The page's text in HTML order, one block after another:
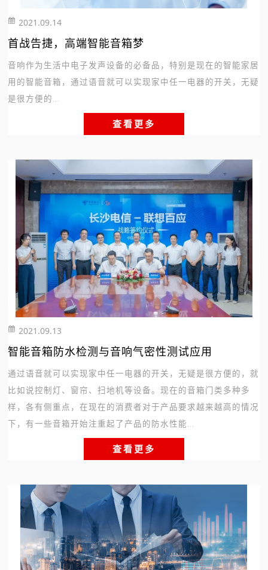
2021.09.14
首战告捷，高端智能音箱梦
音响作为生活中电子发声设备的必备品，特别是现在的智能家居
用的智能音箱，通过语音就可以实现家中任一电器的开关，无疑
是很方便的...
查看更多
2021.09.13
智能音箱防水检测与音响气密性测试应用
通过语音就可以实现家中任一电器的开关，无疑是很方便的，就
比如说控制灯、窗帘、扫地机等设备。现在的音箱门类多种多
样，各有侧重点，在现在的消费者对于产品要求越来越高的情况
下，有一些音箱开始注重起了产品的防水性能...
查看更多